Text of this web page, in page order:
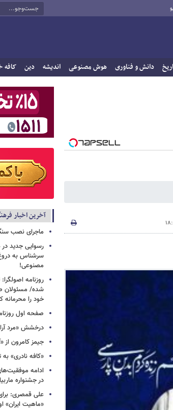
دانش و فناوری هوش مصنوعی اندیشه دین کافه
آخرین اخبار
ماجرای نصب
رسوایی جدید در
سرشناس به
مصنوعی!
روزنامه
شده/ مسئولان
خود را محرمانه
صفحه اول روزنامه های 5شنبه
درخشش «مرد
جیمز کامرون از
«کافه نادری» به
ادامه
در جشنواره
علی قمصری:
«ماهیت ایران»